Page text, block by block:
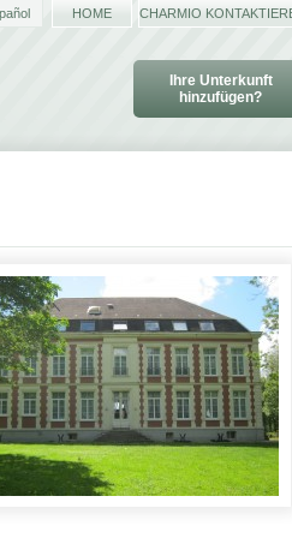
Ihre Unterkunft
hinzufügen?
HOME CHARMIO